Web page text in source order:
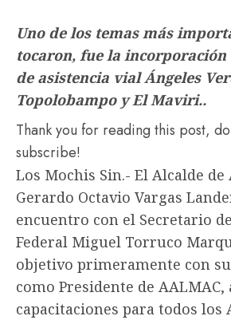
Uno de los temas más
tocaron, fue la
de asistencia vial Ángeles
Topolobampo y El Maviri..
Thank you for reading this post,
subscribe!
Los Mochis Sin.- El Alcalde de
Gerardo Octavio Vargas
encuentro con el Secretario
Federal Miguel Torruco
objetivo primeramente con
como Presidente de AALMAC,
capacitaciones para todos los